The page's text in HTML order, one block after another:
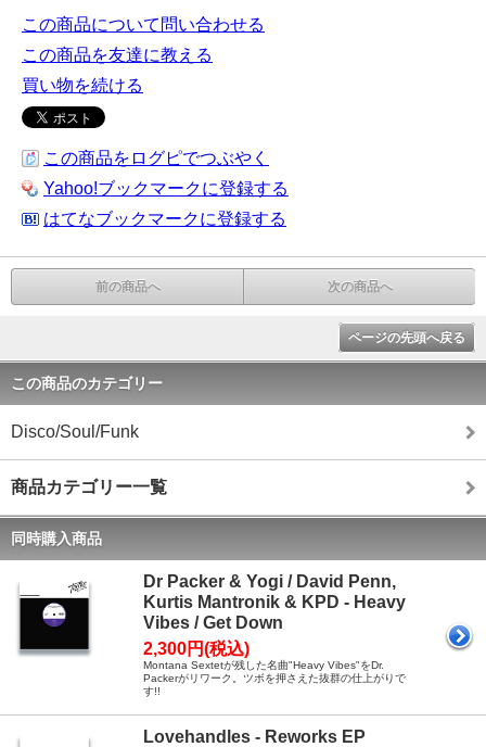
この商品について問い合わせる
この商品を友達に教える
買い物を続ける
この商品をログピでつぶやく
Yahoo!ブックマークに登録する
はてなブックマークに登録する
前の商品へ 次の商品へ
ページの先頭へ戻る
この商品のカテゴリー
Disco/Soul/Funk
商品カテゴリー一覧
同時購入商品
Dr Packer & Yogi / David Penn,
Kurtis Mantronik & KPD - Heavy
Vibes / Get Down
2,300円(税込)
Montana Sextetが残した名曲"Heavy Vibes"をDr.
Packerがリワーク。ツボを押さえた抜群の仕上がりで
す!!
Lovehandles - Reworks EP